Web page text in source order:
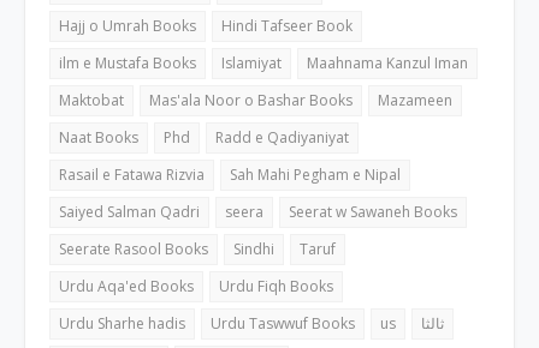
Hajj o Umrah Books
Hindi Tafseer Book
ilm e Mustafa Books
Islamiyat
Maahnama Kanzul Iman
Maktobat
Mas'ala Noor o Bashar Books
Mazameen
Naat Books
Phd
Radd e Qadiyaniyat
Rasail e Fatawa Rizvia
Sah Mahi Pegham e Nipal
Saiyed Salman Qadri
seera
Seerat w Sawaneh Books
Seerate Rasool Books
Sindhi
Taruf
Urdu Aqa'ed Books
Urdu Fiqh Books
Urdu Sharhe hadis
Urdu Taswwuf Books us
ثالثا